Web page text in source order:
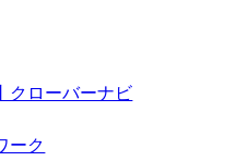
クローバーナビ
ーク